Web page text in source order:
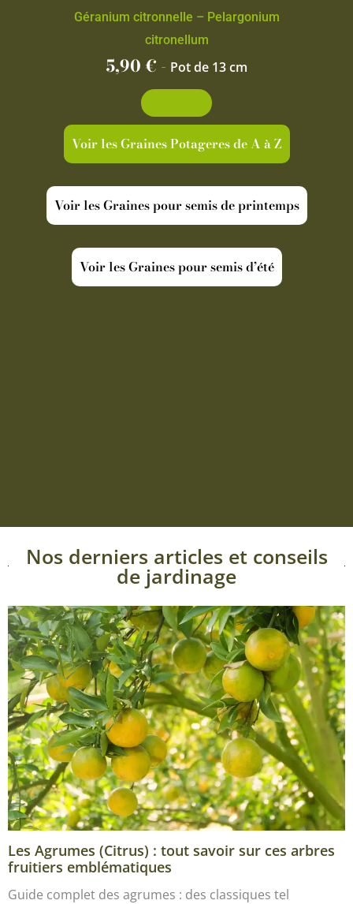
Géranium citronnelle – Pelargonium
citronellum
5,90€ - Pot de 13 cm
Voir les Graines Potageres de A à Z
Voir les Graines pour semis de printemps
Voir les Graines pour semis d’été
Nos derniers articles et conseils
de jardinage
Les Agrumes (Citrus) : tout savoir sur ces arbres
fruitiers emblématiques
Guide complet des agrumes : des classiques tel